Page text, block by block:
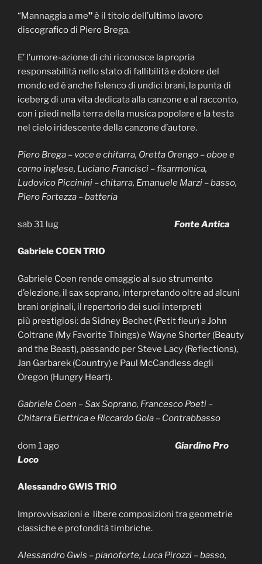
“Mannaggia a me”è il titolo dell’ultimo lavoro
discografico di Piero Brega.
E’ l’umore-azione di chi riconosce la propria
responsabilità nello stato di fallibilità e dolore del
mondo ed è anche l’elenco di undici brani, la punta di
iceberg di una vita dedicata alla canzone e al racconto,
con i piedi nella terra della musica popolare e la testa
nel cielo iridescente della canzone d’autore.
Piero Brega – voce e chitarra, Oretta Orengo – oboe e
corno inglese, Luciano Francisci – fisarmonica,
Ludovico Piccinini – chitarra, Emanuele Marzi – basso,
Piero Fortezza – batteria
sab 31 lug Fonte Antica
Gabriele COEN TRIO
Gabriele Coen rende omaggio al suo strumento
d’elezione, il sax soprano, interpretando oltre ad alcuni
brani originali, il repertorio dei suoi interpreti
più prestigiosi: da Sidney Bechet (Petit fleur) a John
Coltrane (My Favorite Things) e Wayne Shorter (Beauty
and the Beast), passando per Steve Lacy (Reflections),
Jan Garbarek (Country) e Paul McCandless degli
Oregon (Hungry Heart).
Gabriele Coen – Sax Soprano, Francesco Poeti –
Chitarra Elettrica e Riccardo Gola – Contrabbasso
dom 1 ago Giardino Pro
Loco
Alessandro GWIS TRIO
Improvvisazioni e libere composizioni tra geometrie
classiche e profondità timbriche.
Alessandro Gwis – pianoforte, Luca Pirozzi – basso,